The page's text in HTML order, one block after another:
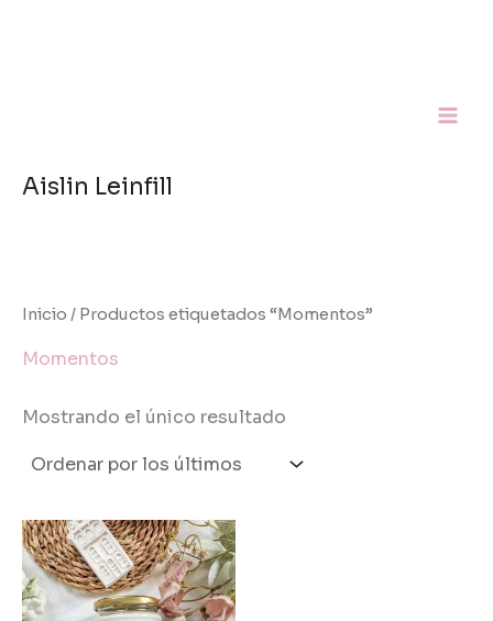
Aislin Leinfill
Inicio / Productos etiquetados “Momentos”
Momentos
Mostrando el único resultado